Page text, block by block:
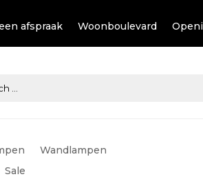
afspraak Woonboulevard
Wandlampen
Sale